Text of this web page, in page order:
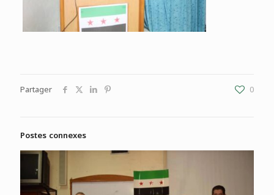
Partager 0
Postes connexes